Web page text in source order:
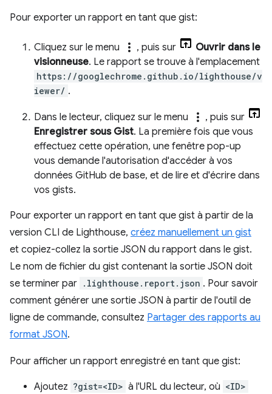
Pour exporter un rapport en tant que gist:
Cliquez sur le menu more_vert , puis sur
Ouvrir dans le
visionneuse. Le rapport se trouve à l'emplacement
https://googlechrome.github.io/lighthouse/v
iewer/ .
Dans le lecteur, cliquez sur le menu more_vert , puis sur
Enregistrer sous Gist. La première fois que vous
effectuez cette opération, une fenêtre pop-up
vous demande l'autorisation d'accéder à vos
données GitHub de base, et de lire et d'écrire dans
vos gists.
Pour exporter un rapport en tant que gist à partir de la
version CLI de Lighthouse, créez manuellement un gist
et copiez-collez la sortie JSON du rapport dans le gist.
Le nom de fichier du gist contenant la sortie JSON doit
se terminer par .lighthouse.report.json . Pour savoir
comment générer une sortie JSON à partir de l'outil de
ligne de commande, consultez Partager des rapports au
format JSON.
Pour afficher un rapport enregistré en tant que gist:
Ajoutez ?gist=<ID> à l'URL du lecteur, où <ID>